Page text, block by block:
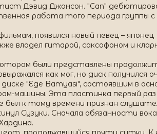
Дэвид Джонсон. "Can"
работа того периода группы с
появился новый певец –
владел гитарой, саксофоном и
были представлены
как мог, но диск получился
"Ege Bamyasi", состоявшим в
машины. Эта пластинка первый раз
к тому времени признан
Сузуки. Сначала обязанности